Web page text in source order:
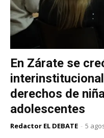
En Zárate se
derechos de
adolescentes
Redactor EL DEBATE - 5